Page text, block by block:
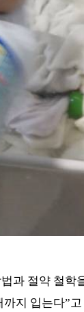
과 절약 철학
지 입는다”